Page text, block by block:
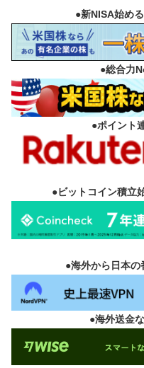
●新NISA始め
●総合力
●ポイント
●ビットコイン積立
●海外から日本の
●海外送金